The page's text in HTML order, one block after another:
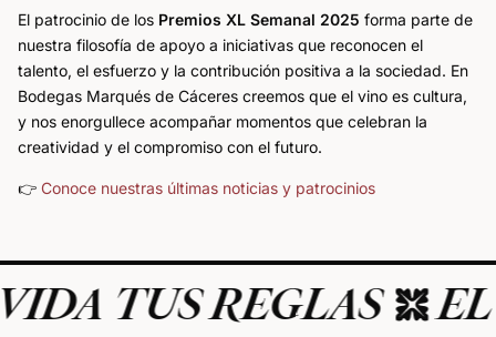
El patrocinio de los Premios XL Semanal 2025 forma parte de
nuestra filosofía de apoyo a iniciativas que reconocen el
talento, el esfuerzo y la contribución positiva a la sociedad. En
Bodegas Marqués de Cáceres creemos que el vino es cultura,
y nos enorgullece acompañar momentos que celebran la
creatividad y el compromiso con el futuro.
👉 Conoce nuestras últimas noticias y patrocinios
REGLAS EL